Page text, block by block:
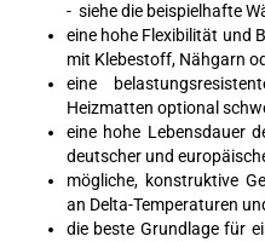
- siehe die beispielhafte
eine hohe Flexibilität und
mit Klebestoff, Nähgarn
eine
Heizmatten optional
eine hohe Lebensdauer
deutscher und
mögliche, konstruktive
an Delta-Temperaturen
die beste Grundlage für